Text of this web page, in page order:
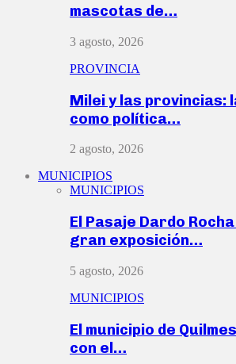
mascotas de…
3 agosto, 2026
PROVINCIA
Milei y las provincias:
como política…
2 agosto, 2026
MUNICIPIOS
MUNICIPIOS
El Pasaje Dardo
gran exposición…
5 agosto, 2026
MUNICIPIOS
El municipio de
con el…